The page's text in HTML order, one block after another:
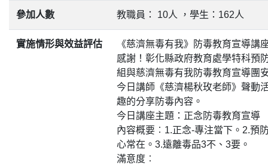
參加人數 教職員： 10人 ，學生：162人
實施情形與效益評估
《慈濟無毒有我》防毒教育宣導講
感謝！彰化縣政府教育處學特科預
組與慈濟無毒有我防毒教育宣導團
今日講師《慈濟楊秋玫老師》聲動
趣的分享防毒內容。
今日講座主題：正念防毒教育宣導
內容概要︰1.正念-專注當下。2.預
心常在。3.遠離毒品3不、3要。
滿意度︰